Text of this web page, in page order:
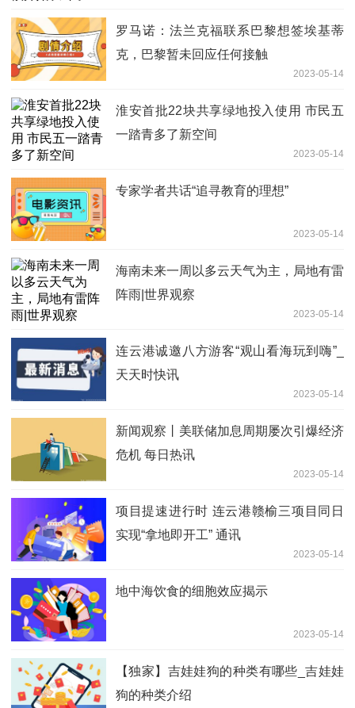
罗马诺：法兰克福联系巴黎想签埃基蒂
克，巴黎暂未回应任何接触
2023-05-14
淮安首批22块共享绿地投入使用 市民五
一踏青多了新空间
2023-05-14
专家学者共话“追寻教育的理想”
2023-05-14
海南未来一周以多云天气为主，局地有雷
阵雨|世界观察
2023-05-14
连云港诚邀八方游客“观山看海玩到嗨”_
天天时快讯
2023-05-14
新闻观察丨美联储加息周期屡次引爆经济
危机 每日热讯
2023-05-14
项目提速进行时 连云港赣榆三项目同日
实现“拿地即开工” 通讯
2023-05-14
地中海饮食的细胞效应揭示
2023-05-14
【独家】吉娃娃狗的种类有哪些_吉娃娃
狗的种类介绍